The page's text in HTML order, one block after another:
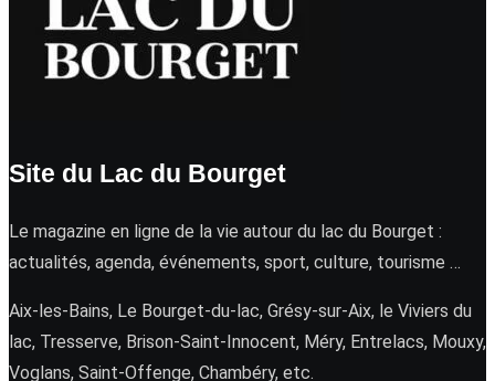
Site du Lac du Bourget
Le magazine en ligne de la vie autour du lac du Bourget :
actualités, agenda, événements, sport, culture, tourisme …
Aix-les-Bains, Le Bourget-du-lac, Grésy-sur-Aix, le Viviers du
lac, Tresserve, Brison-Saint-Innocent, Méry, Entrelacs, Mouxy,
Voglans, Saint-Offenge, Chambéry, etc.